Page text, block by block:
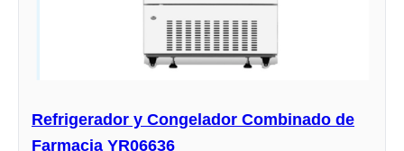
Refrigerador y Congelador Combinado de
Farmacia YR06636